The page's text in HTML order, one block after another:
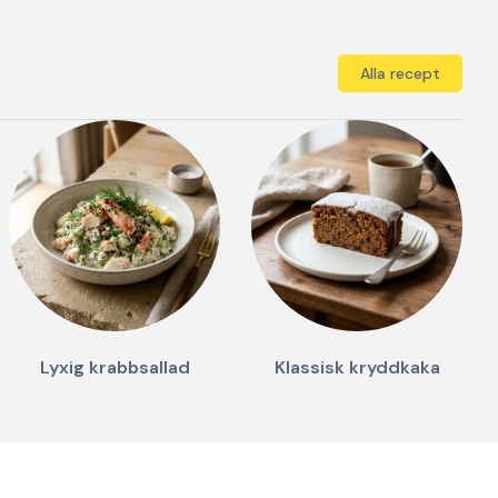
Alla recept
Lyxig krabbsallad Klassisk kryddkaka